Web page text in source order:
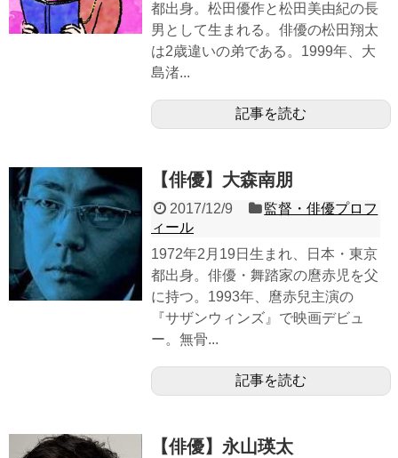
都出身。松田優作と松田美由紀の長
男として生まれる。俳優の松田翔太
は2歳違いの弟である。1999年、大
島渚...
記事を読む
【俳優】大森南朋
2017/12/9
監督・俳優プロフ
ィール
1972年2月19日生まれ、日本・東京
都出身。俳優・舞踏家の麿赤児を父
に持つ。1993年、麿赤兒主演の
『サザンウィンズ』で映画デビュ
ー。無骨...
記事を読む
【俳優】永山瑛太